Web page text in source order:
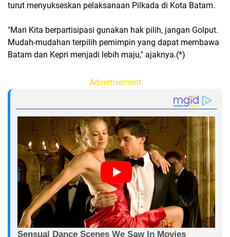
turut menyukseskan pelaksanaan Pilkada di Kota Batam.
"Mari Kita berpartisipasi gunakan hak pilih, jangan Golput.
Mudah-mudahan terpilih pemimpin yang dapat membawa
Batam dan Kepri menjadi lebih maju," ajaknya.(*)
Advertisement